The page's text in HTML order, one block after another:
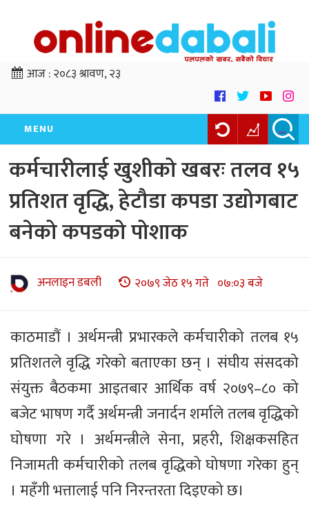
आज :२०८३ श्रावण, २३
MENU
कर्मचारीलाई खुशीको खबरः तलव १५
प्रतिशत वृद्धि, हेटौडा कपडा उद्योगबाट
बनेको कपडको पोशाक
अनलाइन डबली २०७९ जेठ १५ गते ०७:०३ बजे
काठमाडौं । अर्थमन्त्री प्रभारकले कर्मचारीको तलब १५
प्रतिशतले वृद्धि गरेको बताएका छन् । संघीय संसदको
संयुक्त बैठकमा आइतबार आर्थिक वर्ष २०७९–८० को
बजेट भाषण गर्दै अर्थमन्त्री जनार्दन शर्माले तलब वृद्धिको
घोषणा गरे । अर्थमन्त्रीले सेना, प्रहरी, शिक्षकसहित
निजामती कर्मचारीको तलब वृद्धिको घोषणा गरेका हुन्
। महँगी भत्तालाई पनि निरन्तरता दिइएको छ।